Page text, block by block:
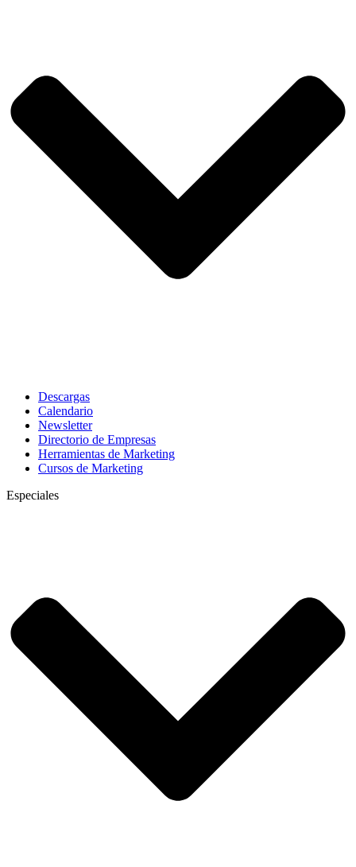
Descargas
Calendario
Newsletter
Directorio de Empresas
Herramientas de Marketing
Cursos de Marketing
Especiales